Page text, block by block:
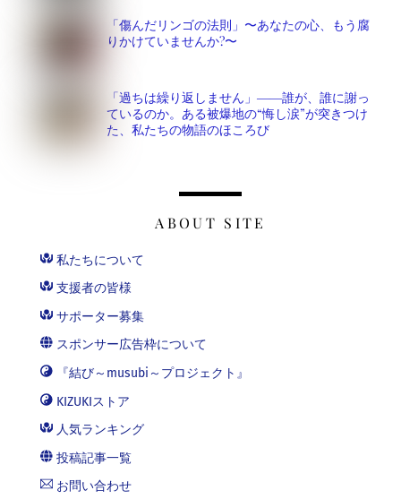
「傷んだリンゴの法則」〜あなたの心、もう腐
りかけていませんか?〜
「過ちは繰り返しません」――誰が、誰に謝っ
ているのか。ある被爆地の“悔し涙”が突きつけ
た、私たちの物語のほころび
ABOUT SITE
私たちについて
支援者の皆様
サポーター募集
スポンサー広告枠について
『結び～musubi～プロジェクト』
KIZUKIストア
人気ランキング
投稿記事一覧
お問い合わせ